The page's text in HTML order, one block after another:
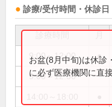
診療/受付時間・休診日
9:00～12:00 ●
9:00～12:30
お盆(8月中旬)は休診
に必ず医療機関に直